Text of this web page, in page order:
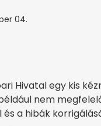
04.
Hivatal egy kis
nem
a hibák